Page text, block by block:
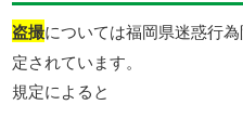
盗撮については福岡県迷惑行
定されています。
規定によると